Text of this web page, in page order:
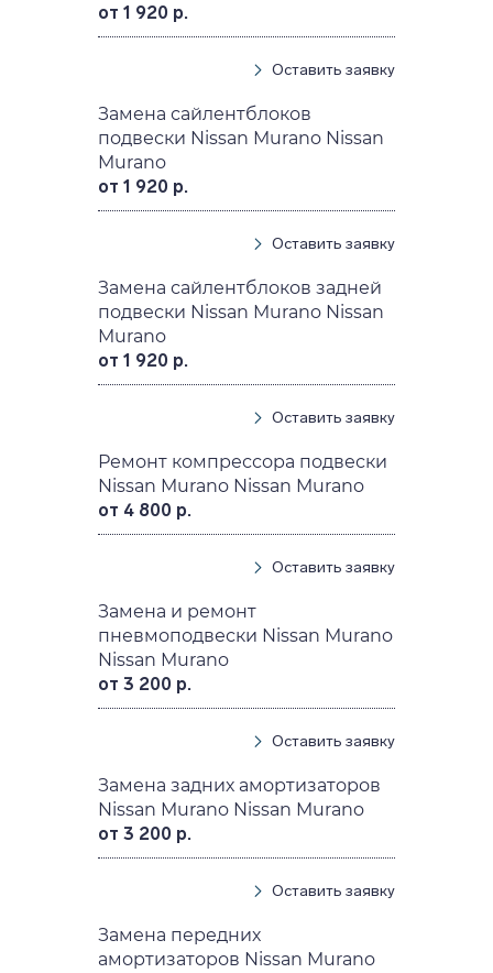
от 1 920 р.
Оставить заявку
Замена сайлентблоков
подвески Nissan Murano Nissan
Murano
от 1 920 р.
Оставить заявку
Замена сайлентблоков задней
подвески Nissan Murano Nissan
Murano
от 1 920 р.
Оставить заявку
Ремонт компрессора подвески
Nissan Murano Nissan Murano
от 4 800 р.
Оставить заявку
Замена и ремонт
пневмоподвески Nissan Murano
Nissan Murano
от 3 200 р.
Оставить заявку
Замена задних амортизаторов
Nissan Murano Nissan Murano
от 3 200 р.
Оставить заявку
Замена передних
амортизаторов Nissan Murano